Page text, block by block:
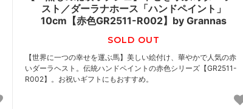
スト／ダーラナホース「ハンドペイント」
10cm【赤色GR2511-R002】by Grannas
SOLD OUT
【世界に一つの幸せを運ぶ馬】美しい絵付け、華やかで人気の赤
いダーラヘスト。伝統ハンドペイントの赤色シリーズ【GR2511-
R002】。お祝いギフトにもおすすめ。